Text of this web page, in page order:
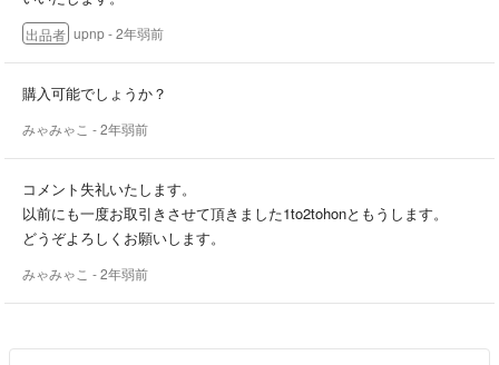
発送はなるだけ早く対応いたします。梱包が素人ゆえあまり美しくない
点はご容赦いただけると幸いです。(外のみがあまり美しくなく、中は
洋服等柔らかいもの以外は、緩衝材で潰れないよう配慮しておりま
す。)
ので、その点はご容赦ください。
素人自宅保存のため、その点をご理解いただける方のみご購入をお願い
いたします。
汚れ等見落としがあるかもしれませんが、ご理解いただけると幸いで
至らない点が多々ございますが、よろしくお願いいたします。
出品者 upnp- 2年弱前
購入可能でしょうか？
みゃみゃこ - 2年弱前
コメント失礼いたします。
以前にも一度お取引きさせて頂きました1to2tohonともうします。
どうぞよろしくお願いします。
みゃみゃこ - 2年弱前